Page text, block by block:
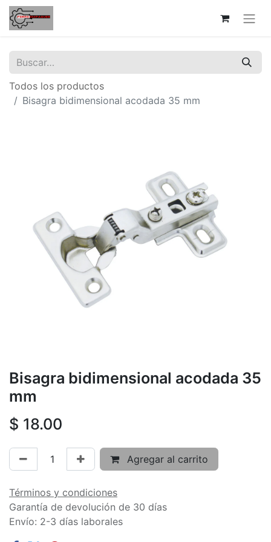
Todos los productos
Bisagra bidimensional acodada 35 mm
Bisagra bidimensional acodada 35
mm
$ 18.00
Agregar al carrito
Términos y condiciones
Garantía de devolución de 30 días
Envío: 2-3 días laborales